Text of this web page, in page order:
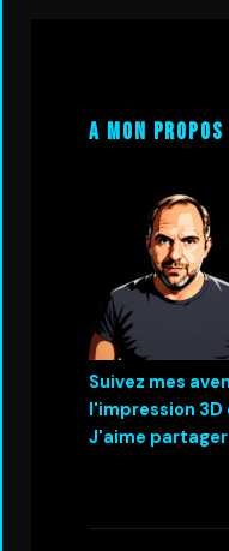
A mon propos
Suivez mes
l'impression 3D
J'aime